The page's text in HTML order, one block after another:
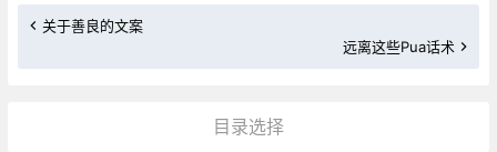
关于善良的文案
远离这些Pua话术
目录选择